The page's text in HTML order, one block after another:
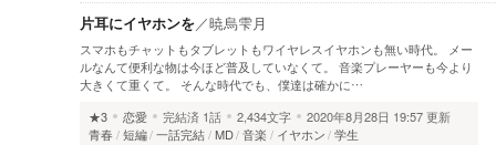
片耳にイヤホンを／暁烏雫月
スマホもチャットもタブレットもワイヤレスイヤホンも無い時代。 メー
ルなんて便利な物は今ほど普及していなくて。 音楽プレーヤーも今より
大きくて重くて。 そんな時代でも、僕達は確かに…
★3
恋愛 完結済 1話 2,434文字
2020年8月28日 19:57 更新
青春
短編 一話完結 MD 音楽 イヤホン 学生